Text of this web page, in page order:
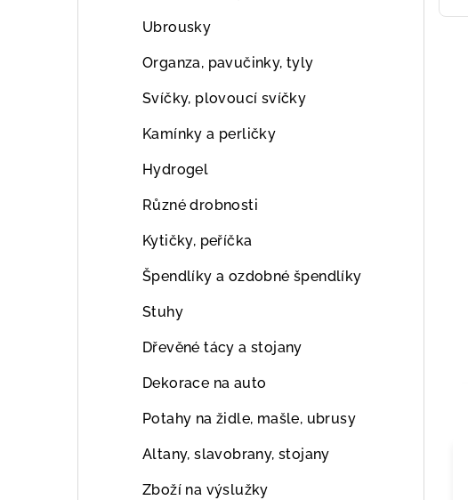
Ubrousky
Organza, pavučinky, tyly
Svíčky, plovoucí svíčky
Kamínky a perličky
Hydrogel
Různé drobnosti
Kytičky, peříčka
Špendlíky a ozdobné špendlíky
Stuhy
Dřevěné tácy a stojany
Dekorace na auto
Potahy na židle, mašle, ubrusy
Altany, slavobrany, stojany
Zboží na výslužky